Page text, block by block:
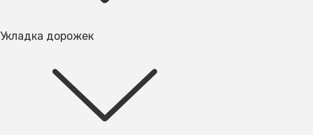
Укладка дорожек